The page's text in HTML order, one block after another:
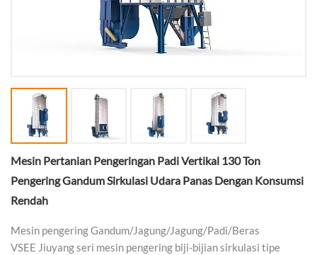
Mesin Pertanian Pengeringan Padi Vertikal 130 Ton
Pengering Gandum Sirkulasi Udara Panas Dengan Konsumsi
Rendah
Mesin pengering Gandum/Jagung/Jagung/Padi/Beras
VSEE Jiuyang seri mesin pengering biji-bijian sirkulasi tipe